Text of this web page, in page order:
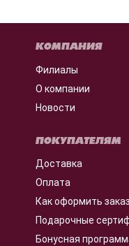
КОМПАНИЯ
Филиалы
О компании
Новости
ПОКУПАТЕЛЯМ
Доставка
Оплата
Как оформить заказ
Подарочные
Бонусная